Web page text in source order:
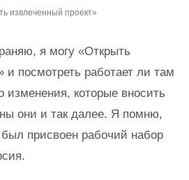
извлеченный проект»
я могу «Открыть
и посмотреть работает ли там
изменения, которые вносить
они и так далее. Я помню,
присвоен рабочий набор